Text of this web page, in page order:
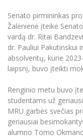
Senato pirmininkas
Žalėnienė įteikė
vardą dr. Ritai
dr. Pauliui Pakutinskui
absolventų, kurie
laipsnį, buvo įteikti
Renginio metu buvo
studentams už
MRU garbės svečias
geriausiai
alumno Tomo